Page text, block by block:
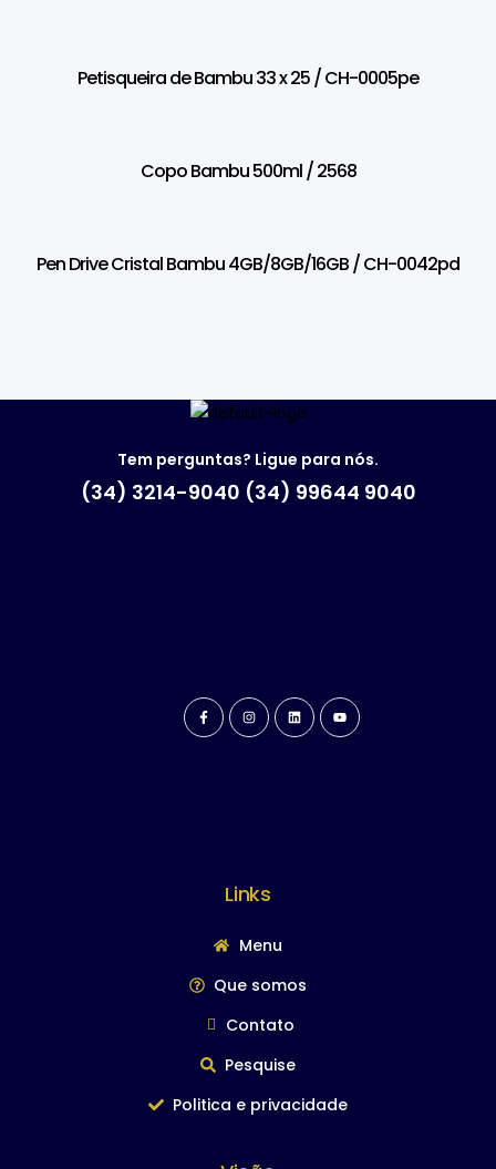
Petisqueira de Bambu 33 x 25 / CH-0005pe
Copo Bambu 500ml / 2568
Pen Drive Cristal Bambu 4GB/8GB/16GB / CH-0042pd
Tem perguntas? Ligue para nós.
(34) 3214-9040 (34) 99644 9040
Links
Menu
Que somos
Contato
Pesquise
Politica e privacidade